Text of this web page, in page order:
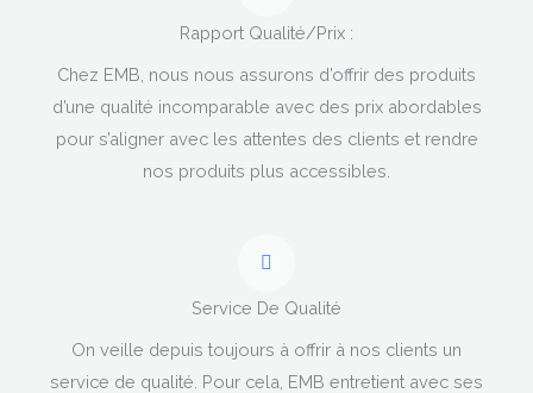
Rapport Qualité/Prix :
Chez EMB, nous nous assurons d’offrir des produits
d’une qualité incomparable avec des prix abordables
pour s’aligner avec les attentes des clients et rendre
nos produits plus accessibles.
Service De Qualité
On veille depuis toujours à offrir à nos clients un
service de qualité. Pour cela, EMB entretient avec ses